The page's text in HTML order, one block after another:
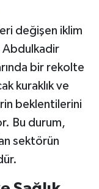
değişen iklim
Abdulkadir
bir rekolte
kuraklık ve
beklentilerini
Bu durum,
sektörün